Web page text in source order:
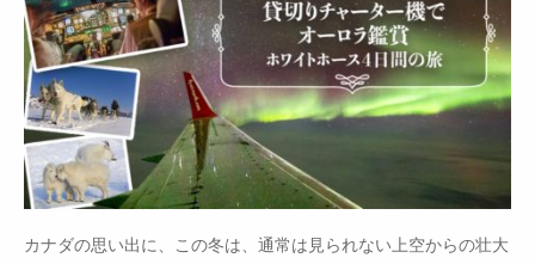
カナダの思い出に、この冬は、通常は見られない上空からの壮大